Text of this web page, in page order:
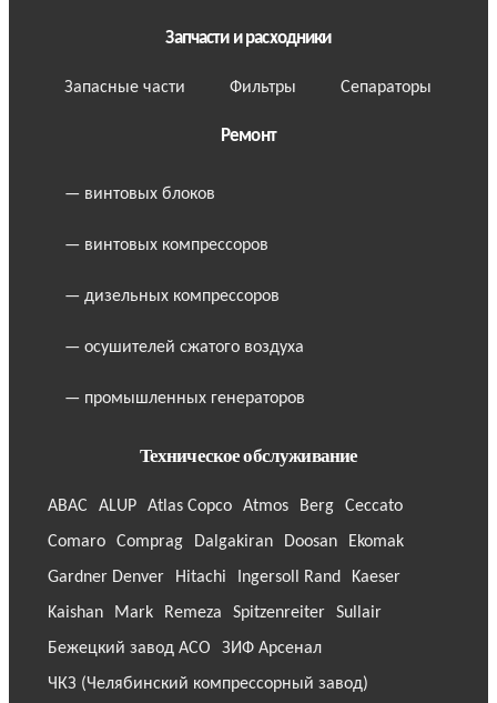
Запчасти и расходники
Запасные части Фильтры Сепараторы
Ремонт
— винтовых блоков
— винтовых компрессоров
— дизельных компрессоров
— осушителей сжатого воздуха
— промышленных генераторов
Техническое обслуживание
ABAC ALUP Atlas Copco Atmos Berg
Ceccato
Comaro
Comprag Dalgakiran Doosan
Ekomak
Gardner Denver
Hitachi Ingersoll Rand
Kaeser
Kaishan
Mark Remeza Spitzenreiter
Sullair
Бежецкий завод АСО
ЗИФ Арсенал
ЧКЗ (Челябинский компрессорный завод)